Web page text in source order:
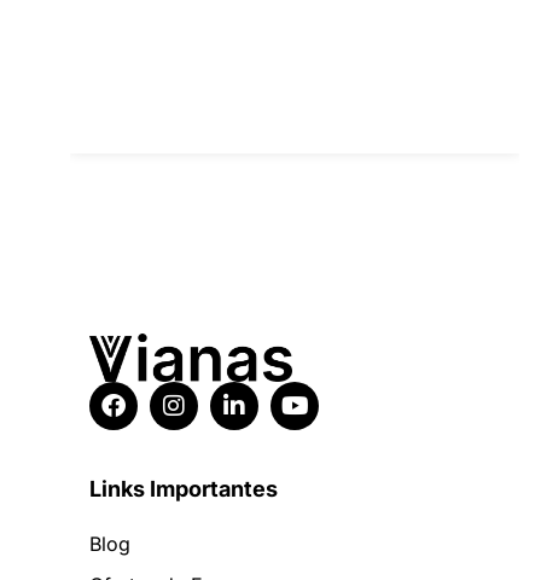
Links Importantes
Blog